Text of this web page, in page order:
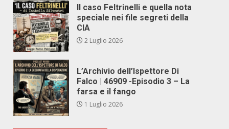
Il caso Feltrinelli e quella nota
speciale nei file segreti della
CIA
2 Luglio 2026
L’Archivio dell’Ispettore Di
Falco | 46909 -Episodio 3 – La
farsa e il fango
1 Luglio 2026